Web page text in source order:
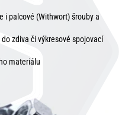
i palcové (Withwort) šrouby a
zdiva či výkresové spojovací
materiálu